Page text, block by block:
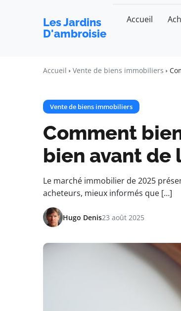
Les Jardins
D'ambroisie
Accueil
Accueil Vente de biens immobiliers
Vente de biens immobiliers
Comment
bien avant de
Le marché immobilier de 2025
acheteurs, mieux informés que […]
Hugo Denis23 août 2025